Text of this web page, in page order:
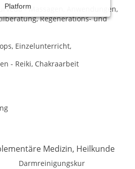
Platform- Massagen, Anwendungen,
Regenerations- und
Einzelunterricht,
- Reiki, Chakraarbeit
Medizin, Heilkunde
Darmreinigungskur